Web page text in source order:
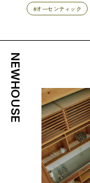
#オーセンティック
NEWHOUSE